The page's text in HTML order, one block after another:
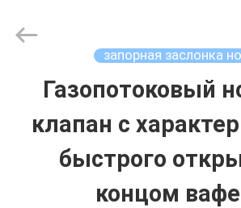
ДОМОЙ
ПРОДУКТЫ
valve
group.
запорная заслонка
Газопотоковый
клапан с
быстрого
концом